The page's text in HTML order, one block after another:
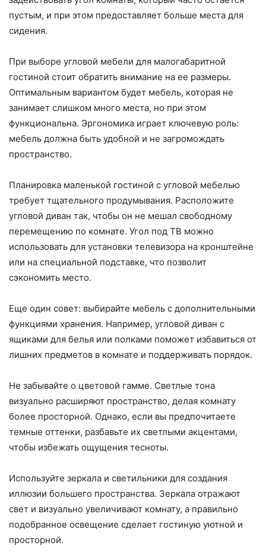
пустым, и при этом предоставляет больше места для
сидения.
При выборе угловой мебели для малогабаритной
гостиной стоит обратить внимание на ее размеры.
Оптимальным вариантом будет мебель, которая не
занимает слишком много места, но при этом
функциональна. Эргономика играет ключевую роль:
мебель должна быть удобной и не загромождать
пространство.
Планировка маленькой гостиной с угловой мебелью
требует тщательного продумывания. Расположите
угловой диван так, чтобы он не мешал свободному
перемещению по комнате. Угол под ТВ можно
использовать для установки телевизора на кронштейне
или на специальной подставке, что позволит
сэкономить место.
Еще один совет: выбирайте мебель с дополнительными
функциями хранения. Например, угловой диван с
ящиками для белья или полками поможет избавиться от
лишних предметов в комнате и поддерживать порядок.
Не забывайте о цветовой гамме. Светлые тона
визуально расширяют пространство, делая комнату
более просторной. Однако, если вы предпочитаете
темные оттенки, разбавьте их светлыми акцентами,
чтобы избежать ощущения тесноты.
Используйте зеркала и светильники для создания
иллюзии большего пространства. Зеркала отражают
свет и визуально увеличивают комнату, а правильно
подобранное освещение сделает гостиную уютной и
просторной.